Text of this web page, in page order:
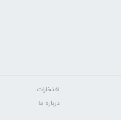
افتخارات
درباره ما